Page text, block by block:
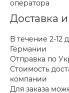
оператора
Доставка
В течение 2-12
Германии
Отправка по
Стоимость
компании
Для заказа